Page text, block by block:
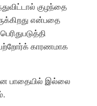
குழந்தை
என்பதை
காரணமாக
பாதையில் இல்லை